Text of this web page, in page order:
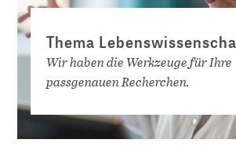
Thema
Wir haben die Werkzeuge für Ihre
passgenauen Recherchen.